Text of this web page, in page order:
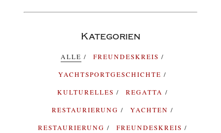
Kategorien
ALLE
FREUNDESKREIS
YACHTSPORTGESCHICHTE
KULTURELLES
REGATTA
RESTAURIERUNG
YACHTEN
RESTAURIERUNG
FREUNDESKREIS